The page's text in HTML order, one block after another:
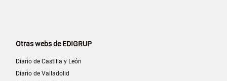
Otras webs de EDIGRUP
Diario de Castilla y León
Diario de Valladolid